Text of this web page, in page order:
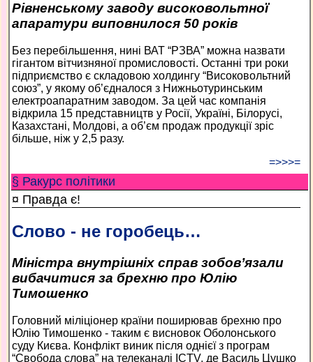
Рівненському заводу високовольтної
апаратури виповнилося 50 років
Без перебільшення, нині ВАТ “РЗВА” можна назвати
гігантом вітчизняної промисловості. Останні три роки
підприємство є складовою холдингу “Високовольтний
союз”, у якому об’єдналося з Нижньотуринським
електроапаратним заводом. За цей час компанія
відкрила 15 представництв у Росії, Україні, Білорусі,
Казахстані, Молдові, а об’єм продаж продукції зріс
більше, ніж у 2,5 разу.
=>>>=
§ Ракурс політики
¤ Правда є!
Слово - не горобець…
Міністра внутрішніх справ зобов’язали
вибачитися за брехню про Юлію
Тимошенко
Головний міліціонер країни поширював брехню про
Юлію Тимошенко - таким є висновок Оболонського
суду Києва. Конфлікт виник після однієї з програм
“Свобода слова” на телеканалі ICTV, де Василь Цушко